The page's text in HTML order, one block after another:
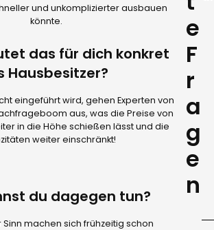
und unkomplizierter ausbauen
könnte.
das für dich konkret
Hausbesitzer?
eingeführt wird, gehen Experten von
aus, was die Preise von
in die Höhe schießen lässt und die
weiter einschränkt!
du dagegen tun?
Sinn machen sich frühzeitig schon
e
F
r
a
g
e
n